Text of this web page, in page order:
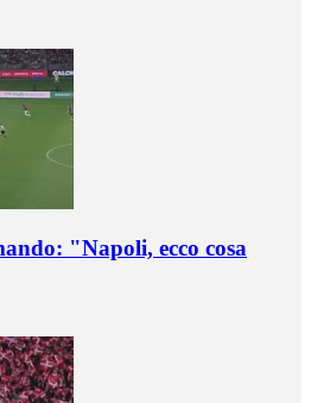
"Napoli, ecco cosa